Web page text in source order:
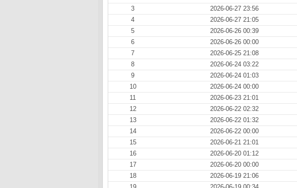
3
2026-06-27 23:56
4
2026-06-27 21:05
5
2026-06-26 00:39
6
2026-06-26 00:00
7
2026-06-25 21:08
8
2026-06-24 03:22
9
2026-06-24 01:03
10
2026-06-24 00:00
11
2026-06-23 21:01
12
2026-06-22 02:32
13
2026-06-22 01:32
14
2026-06-22 00:00
15
2026-06-21 21:01
16
2026-06-20 01:12
17
2026-06-20 00:00
18
2026-06-19 21:06